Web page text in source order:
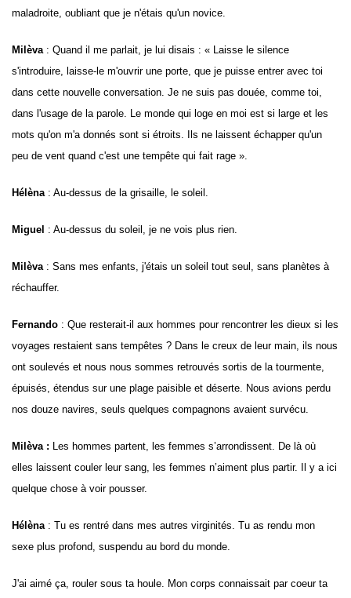
maladroite, oubliant que je n'étais qu'un novice.
Milèva : Quand il me parlait, je lui disais : « Laisse le silence
s'introduire, laisse-le m'ouvrir une porte, que je puisse entrer avec toi
dans cette nouvelle conversation. Je ne suis pas douée, comme toi,
dans l'usage de la parole. Le monde qui loge en moi est si large et les
mots qu'on m'a donnés sont si étroits. Ils ne laissent échapper qu'un
peu de vent quand c'est une tempête qui fait rage ».
Hélèna : Au-dessus de la grisaille, le soleil.
Miguel : Au-dessus du soleil, je ne vois plus rien.
Milèva : Sans mes enfants, j'étais un soleil tout seul, sans planètes à
réchauffer.
Fernando : Que resterait-il aux hommes pour rencontrer les dieux si les
voyages restaient sans tempêtes ? Dans le creux de leur main, ils nous
ont soulevés et nous nous sommes retrouvés sortis de la tourmente,
épuisés, étendus sur une plage paisible et déserte. Nous avions perdu
nos douze navires, seuls quelques compagnons avaient survécu.
Milèva : Les hommes partent, les femmes s’arrondissent. De là où
elles laissent couler leur sang, les femmes n’aiment plus partir. Il y a ici
quelque chose à voir pousser.
Hélèna : Tu es rentré dans mes autres virginités. Tu as rendu mon
sexe plus profond, suspendu au bord du monde.
J'ai aimé ça, rouler sous ta houle. Mon corps connaissait par coeur ta